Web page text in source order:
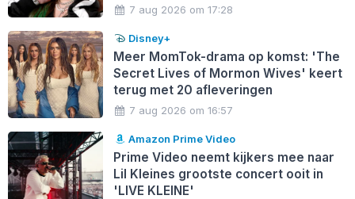
7 aug 2026 om 17:28
Disney+
Meer MomTok-drama op komst: 'The
Secret Lives of Mormon Wives' keert
terug met 20 afleveringen
7 aug 2026 om 16:57
Amazon Prime Video
Prime Video neemt kijkers mee naar
Lil Kleines grootste concert ooit in
'LIVE KLEINE'